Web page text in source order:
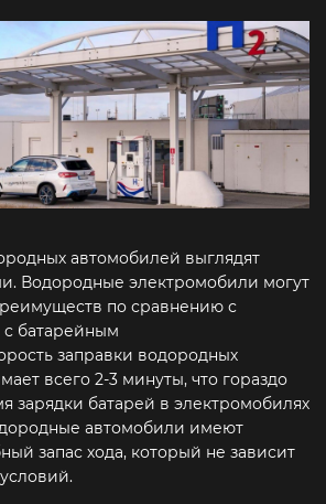
автомобилей выглядят
Водородные электромобили могут
по сравнению с
батарейным
заправки водородных
всего 2-3 минуты, что гораздо
зарядки батарей в электромобилях
автомобили имеют
запас хода, который не зависит